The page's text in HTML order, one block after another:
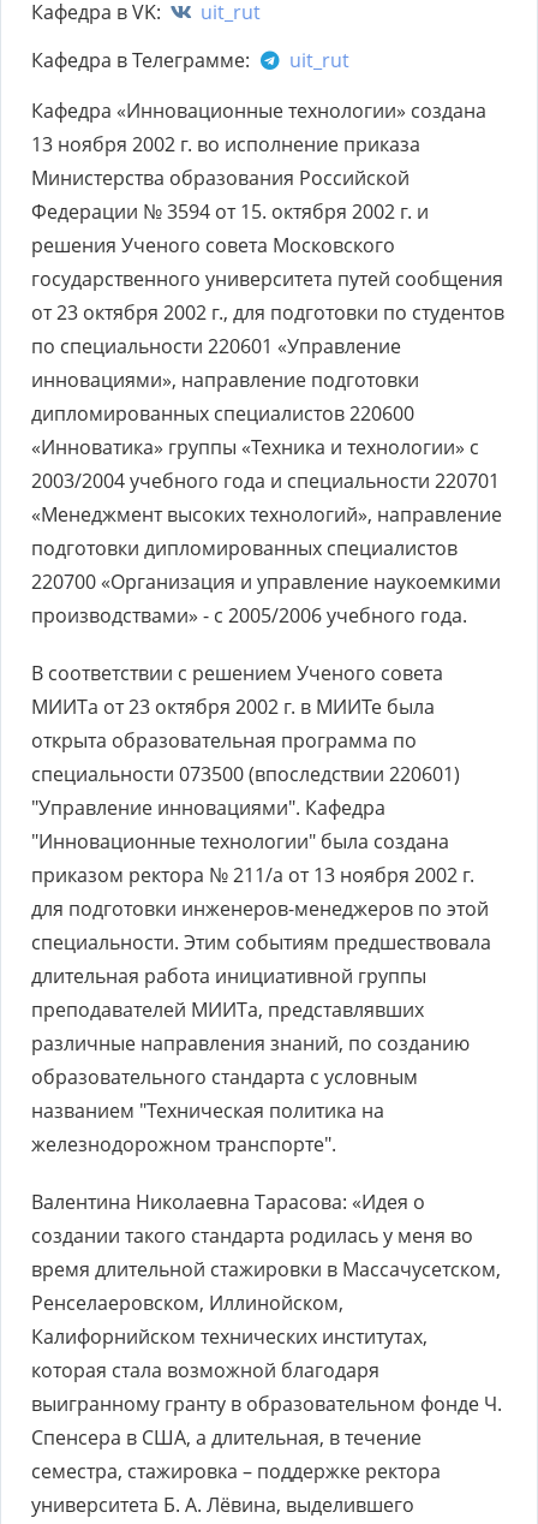
Кафедра в VK:
uit_rut
Кафедра в Телеграмме:
uit_rut
Кафедра «Инновационные технологии» создана
13 ноября 2002 г. во исполнение приказа
Министерства образования Российской
Федерации № 3594 от 15. октября 2002 г. и
решения Ученого совета Московского
государственного университета путей сообщения
от 23 октября 2002 г., для подготовки по студентов
по специальности 220601 «Управление
инновациями», направление подготовки
дипломированных специалистов 220600
«Инноватика» группы «Техника и технологии» с
2003/2004 учебного года и специальности 220701
«Менеджмент высоких технологий», направление
подготовки дипломированных специалистов
220700 «Организация и управление наукоемкими
производствами» - с 2005/2006 учебного года.
В соответствии с решением Ученого совета
МИИТа от 23 октября 2002 г. в МИИТе была
открыта образовательная программа по
специальности 073500 (впоследствии 220601)
"Управление инновациями". Кафедра
"Инновационные технологии" была создана
приказом ректора № 211/а от 13 ноября 2002 г.
для подготовки инженеров-менеджеров по этой
специальности. Этим событиям предшествовала
длительная работа инициативной группы
преподавателей МИИТа, представлявших
различные направления знаний, по созданию
образовательного стандарта с условным
названием "Техническая политика на
железнодорожном транспорте".
Валентина Николаевна Тарасова: «Идея о
создании такого стандарта родилась у меня во
время длительной стажировки в Массачусетском,
Ренселаеровском, Иллинойском,
Калифорнийском технических институтах,
которая стала возможной благодаря
выигранному гранту в образовательном фонде Ч.
Спенсера в США, а длительная, в течение
семестра, стажировка – поддержке ректора
университета Б. А. Лёвина, выделившего